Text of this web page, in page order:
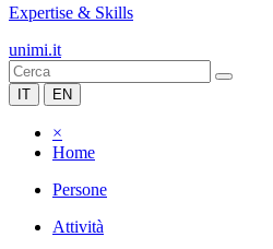
Expertise & Skills
unimi.it
IT EN
×
Home
Persone
Attività